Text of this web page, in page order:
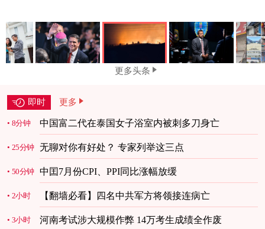
更多头条
即时 更多
8分钟 中国富二代在泰国女子浴室内被刺多刀身亡
25分钟 无聊对你有好处？ 专家列举这三点
50分钟 中囯7月份CPI、PPI同比涨幅放缓
2小时 【翻墙必看】四名中共军方将领接连病亡
3小时 河南考试涉大规模作弊 14万考生成绩全作废